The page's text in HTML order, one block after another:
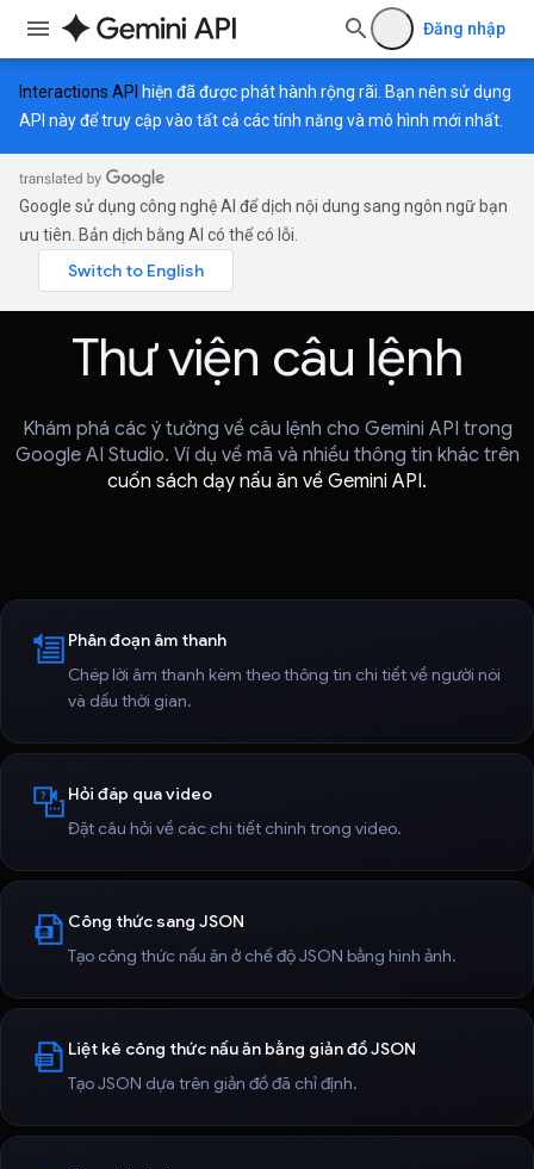
Đăng nhập
Interactions API hiện đã được phát hành rộng rãi. Bạn nên sử dụng
API này để truy cập vào tất cả các tính năng và mô hình mới nhất.
Google sử dụng công nghệ AI để dịch nội dung sang ngôn ngữ bạn
ưu tiên. Bản dịch bằng AI có thể có lỗi.
Thư viện câu lệnh
Khám phá các ý tưởng về câu lệnh cho Gemini API trong
Google AI Studio. Ví dụ về mã và nhiều thông tin khác trên
cuốn sách dạy nấu ăn về Gemini API.
Phân đoạn âm thanh
Chép lời âm thanh kèm theo thông tin chi tiết về người nói
và dấu thời gian.
Hỏi đáp qua video
Đặt câu hỏi về các chi tiết chính trong video.
Công thức sang JSON
Tạo công thức nấu ăn ở chế độ JSON bằng hình ảnh.
Liệt kê công thức nấu ăn bằng giản đồ JSON
Tạo JSON dựa trên giản đồ đã chỉ định.